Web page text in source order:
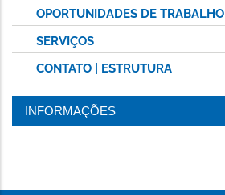
OPORTUNIDADES DE TRABALHO
SERVIÇOS
CONTATO | ESTRUTURA
INFORMAÇÕES